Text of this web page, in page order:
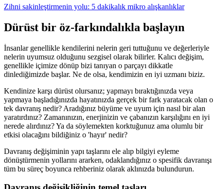
Zihni sakinleştirmenin yolu: 5 dakikalık mikro alışkanlıklar
Dürüst bir öz-farkındalıkla başlayın
İnsanlar genellikle kendilerini nelerin geri tuttuğunu ve değerleriyle
nelerin uyumsuz olduğunu sezgisel olarak bilirler. Kalıcı değişim,
genellikle içimize dönüp bizi tanıyan o parçayı dikkatle
dinlediğimizde başlar. Ne de olsa, kendimizin en iyi uzmanı biziz.
Kendinize karşı dürüst olursanız; yapmayı bıraktığınızda veya
yapmaya başladığınızda hayatınızda gerçek bir fark yaratacak olan o
tek davranış nedir? Aradığınız büyüme ve uyum için nasıl bir alan
yaratırdınız? Zamanınızın, enerjinizin ve çabanızın karşılığını en iyi
nerede alırdınız? Ya da söylemekten korktuğunuz ama olumlu bir
etkisi olacağını bildiğiniz o 'hayır' nedir?
Davranış değişiminin yapı taşlarını ele alıp bilgiyi eyleme
dönüştürmenin yollarını ararken, odaklandığınız o spesifik davranışı
tüm bu süreç boyunca rehberiniz olarak aklınızda bulundurun.